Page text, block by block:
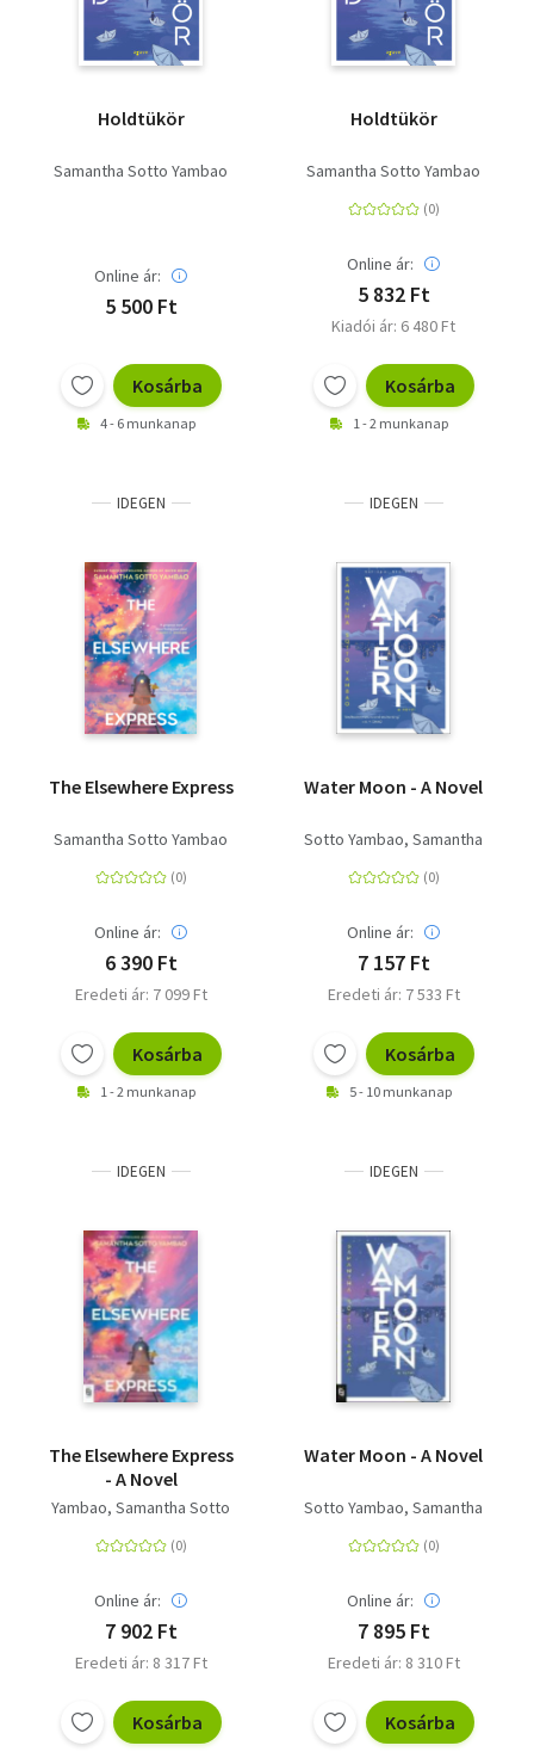
Holdtükör
Samantha Sotto Yambao
Online ár:
5 500 Ft
Kosárba
4 - 6 munkanap
Holdtükör
Samantha Sotto Yambao
Online ár:
5 832 Ft
Kiadói ár: 6 480 Ft
Kosárba
1 - 2 munkanap
IDEGEN
The Elsewhere Express
Samantha Sotto Yambao
Online ár:
6 390 Ft
Eredeti ár: 7 099 Ft
Kosárba
1 - 2 munkanap
IDEGEN
Water Moon - A Novel
Sotto Yambao, Samantha
Online ár:
7 157 Ft
Eredeti ár: 7 533 Ft
Kosárba
5 - 10 munkanap
IDEGEN
The Elsewhere Express
- A Novel
Yambao, Samantha Sotto
Online ár:
7 902 Ft
Eredeti ár: 8 317 Ft
Kosárba
IDEGEN
Water Moon - A Novel
Sotto Yambao, Samantha
Online ár:
7 895 Ft
Eredeti ár: 8 310 Ft
Kosárba